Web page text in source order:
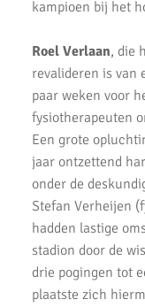
AKU junioren
AKU Junioren 5e en
Emmanuella Amani
Roel Verlaan
AKU Junioren
Fleur Hofmijster
AKU jeugd
kampioen bij het
Roel Verlaan, die
revalideren is van
paar weken voor
fysiotherapeuten
Een grote
jaar ontzettend
onder de
Stefan Verheijen
hadden lastige
stadion door de
drie pogingen tot
plaatste zich